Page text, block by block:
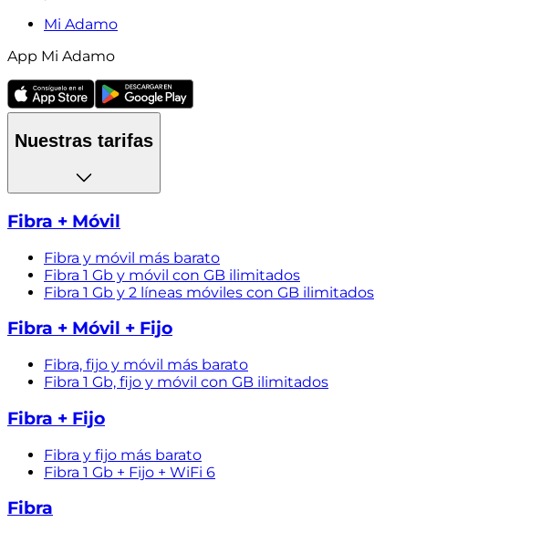
Mi Adamo
App Mi Adamo
Nuestras tarifas
Fibra + Móvil
Fibra y móvil más barato
Fibra 1 Gb y móvil con GB ilimitados
Fibra 1 Gb y 2 líneas móviles con GB ilimitados
Fibra + Móvil + Fijo
Fibra, fijo y móvil más barato
Fibra 1 Gb, fijo y móvil con GB ilimitados
Fibra + Fijo
Fibra y fijo más barato
Fibra 1 Gb + Fijo + WiFi 6
Fibra